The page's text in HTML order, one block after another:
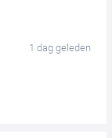
1 dag geleden